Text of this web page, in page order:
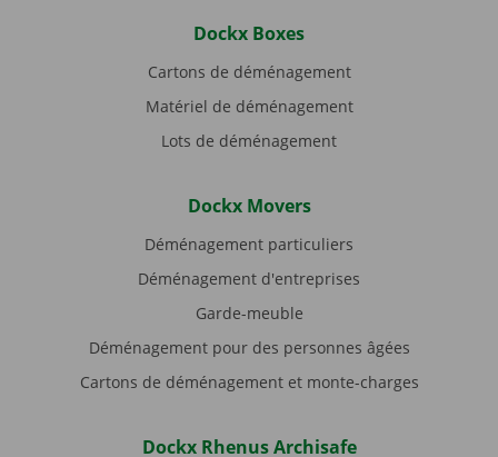
Dockx Boxes
Cartons de déménagement
Matériel de déménagement
Lots de déménagement
Dockx Movers
Déménagement particuliers
Déménagement d'entreprises
Garde-meuble
Déménagement pour des personnes âgées
Cartons de déménagement et monte-charges
Dockx Rhenus Archisafe